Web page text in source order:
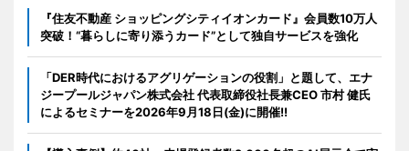
『住友不動産 ショッピングシティイオンカード』会員数10万人
突破！“暮らしに寄り添うカード”として独自サービスを強化
「DER時代におけるアグリゲーションの役割」と題して、エナ
ジープールジャパン株式会社 代表取締役社長兼CEO 市村 健氏
によるセミナーを2026年9月18日(金)に開催!!